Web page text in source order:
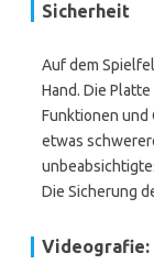
Sicherheit
Auf dem
Hand. Die
Funktionen und
etwas
Die Sicherung
Videografie: